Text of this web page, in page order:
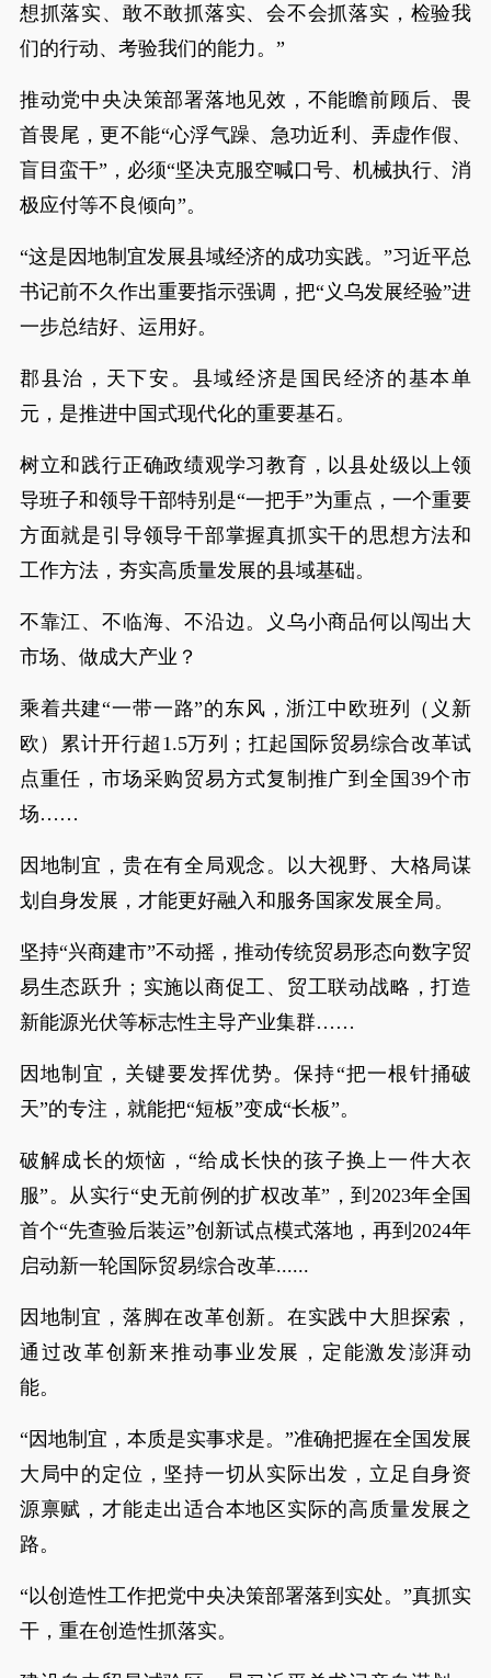
想抓落实、敢不敢抓落实、会不会抓落实，检验我
们的行动、考验我们的能力。”
推动党中央决策部署落地见效，不能瞻前顾后、畏
首畏尾，更不能“心浮气躁、急功近利、弄虚作假、
盲目蛮干”，必须“坚决克服空喊口号、机械执行、消
极应付等不良倾向”。
“这是因地制宜发展县域经济的成功实践。”习近平总
书记前不久作出重要指示强调，把“义乌发展经验”进
一步总结好、运用好。
郡县治，天下安。县域经济是国民经济的基本单
元，是推进中国式现代化的重要基石。
树立和践行正确政绩观学习教育，以县处级以上领
导班子和领导干部特别是“一把手”为重点，一个重要
方面就是引导领导干部掌握真抓实干的思想方法和
工作方法，夯实高质量发展的县域基础。
不靠江、不临海、不沿边。义乌小商品何以闯出大
市场、做成大产业？
乘着共建“一带一路”的东风，浙江中欧班列（义新
欧）累计开行超1.5万列；扛起国际贸易综合改革试
点重任，市场采购贸易方式复制推广到全国39个市
场……
因地制宜，贵在有全局观念。以大视野、大格局谋
划自身发展，才能更好融入和服务国家发展全局。
坚持“兴商建市”不动摇，推动传统贸易形态向数字贸
易生态跃升；实施以商促工、贸工联动战略，打造
新能源光伏等标志性主导产业集群……
因地制宜，关键要发挥优势。保持“把一根针捅破
天”的专注，就能把“短板”变成“长板”。
破解成长的烦恼，“给成长快的孩子换上一件大衣
服”。从实行“史无前例的扩权改革”，到2023年全国
首个“先查验后装运”创新试点模式落地，再到2024年
启动新一轮国际贸易综合改革......
因地制宜，落脚在改革创新。在实践中大胆探索，
通过改革创新来推动事业发展，定能激发澎湃动
能。
“因地制宜，本质是实事求是。”准确把握在全国发展
大局中的定位，坚持一切从实际出发，立足自身资
源禀赋，才能走出适合本地区实际的高质量发展之
路。
“以创造性工作把党中央决策部署落到实处。”真抓实
干，重在创造性抓落实。